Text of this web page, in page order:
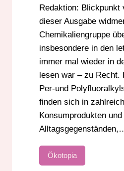
Redaktion: Blickpunkt
dieser Ausgabe
Chemikaliengruppe
insbesondere in den
immer mal wieder in
lesen war – zu Recht.
Per-und
finden sich in
Konsumprodukten und
Ökotopia